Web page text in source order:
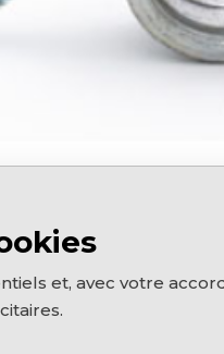
et, avec votre